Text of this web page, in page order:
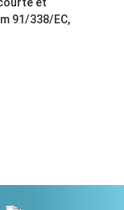
91/338/EC,